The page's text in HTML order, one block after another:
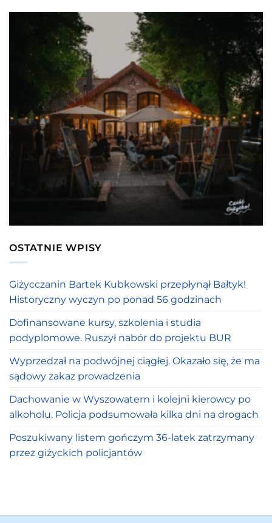
OSTATNIE WPISY
Giżycczanin Bartek Kubkowski przepłynął Bałtyk!
Historyczny wyczyn po ponad 56 godzinach
Dofinansowane kursy, szkolenia i studia
podyplomowe. Ruszył nabór do projektu BUR
Wyprzedzał na podwójnej ciągłej. Okazało się, że ma
sądowy zakaz prowadzenia
Dachowanie w Wyszowatem i kolejni kierowcy po
alkoholu. Policja podsumowała kilka dni na drogach
Poszukiwany listem gończym 36-latek zatrzymany
przez giżyckich policjantów